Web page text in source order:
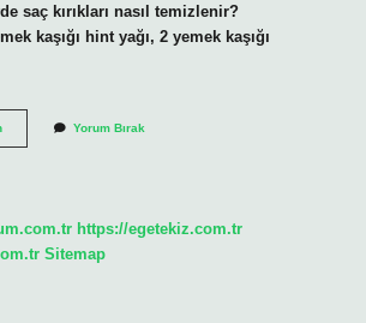
saç kırıkları nasıl temizlenir?
kaşığı hint yağı, 2 yemek kaşığı
Saç
Yorum Bırak
https://egetekiz.com.tr
Sitemap